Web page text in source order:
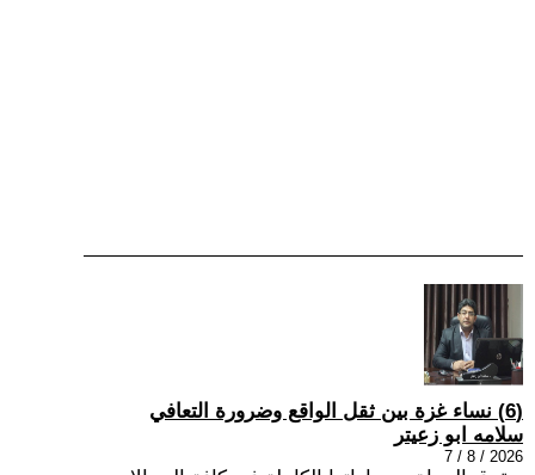
(6) نساء غزة بين ثقل الواقع وضرورة التعافي
سلامه ابو زعيتر
2026 / 8 / 7